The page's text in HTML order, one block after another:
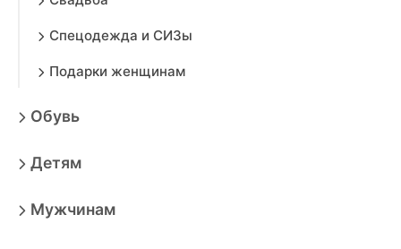
Спецодежда и СИЗы
Подарки женщинам
Обувь
Детям
Мужчинам